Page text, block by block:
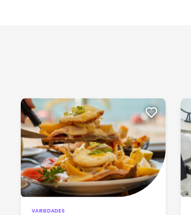
VARIEDADES